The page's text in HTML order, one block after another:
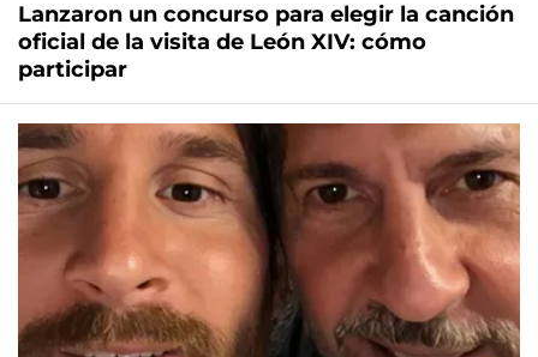
Lanzaron un concurso para elegir la canción
oficial de la visita de León XIV: cómo
participar